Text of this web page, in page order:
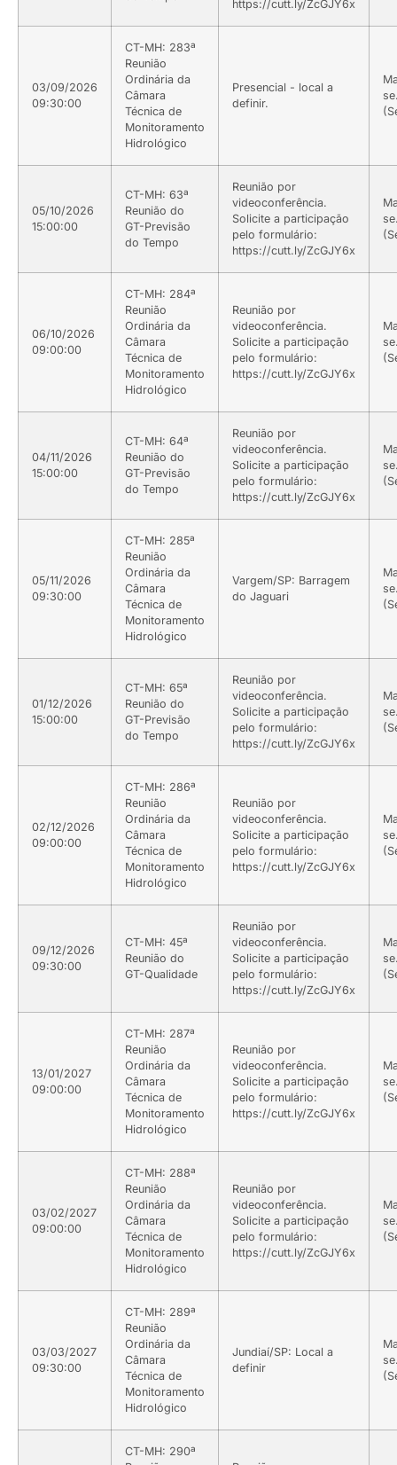
https://cutt.ly/ZcGJY6x
03/09/2026
09:30:00
CT-MH: 283ª
Reunião
Ordinária da
Câmara
Técnica de
Monitoramento
Hidrológico
Presencial - local a
definir.
05/10/2026
15:00:00
CT-MH: 63ª
Reunião do
GT-Previsão
do Tempo
Reunião por
videoconferência.
Solicite a participação
pelo formulário:
https://cutt.ly/ZcGJY6x
06/10/2026
09:00:00
CT-MH: 284ª
Reunião
Ordinária da
Câmara
Técnica de
Monitoramento
Hidrológico
Reunião por
videoconferência.
Solicite a participação
pelo formulário:
https://cutt.ly/ZcGJY6x
04/11/2026
15:00:00
CT-MH: 64ª
Reunião do
GT-Previsão
do Tempo
Reunião por
videoconferência.
Solicite a participação
pelo formulário:
https://cutt.ly/ZcGJY6x
05/11/2026
09:30:00
CT-MH: 285ª
Reunião
Ordinária da
Câmara
Técnica de
Monitoramento
Hidrológico
Vargem/SP: Barragem
do Jaguari
01/12/2026
15:00:00
CT-MH: 65ª
Reunião do
GT-Previsão
do Tempo
Reunião por
videoconferência.
Solicite a participação
pelo formulário:
https://cutt.ly/ZcGJY6x
02/12/2026
09:00:00
CT-MH: 286ª
Reunião
Ordinária da
Câmara
Técnica de
Monitoramento
Hidrológico
Reunião por
videoconferência.
Solicite a participação
pelo formulário:
https://cutt.ly/ZcGJY6x
09/12/2026
09:30:00
CT-MH: 45ª
Reunião do
GT-Qualidade
Reunião por
videoconferência.
Solicite a participação
pelo formulário:
https://cutt.ly/ZcGJY6x
13/01/2027
09:00:00
CT-MH: 287ª
Reunião
Ordinária da
Câmara
Técnica de
Monitoramento
Hidrológico
Reunião por
videoconferência.
Solicite a participação
pelo formulário:
https://cutt.ly/ZcGJY6x
03/02/2027
09:00:00
CT-MH: 288ª
Reunião
Ordinária da
Câmara
Técnica de
Monitoramento
Hidrológico
Reunião por
videoconferência.
Solicite a participação
pelo formulário:
https://cutt.ly/ZcGJY6x
03/03/2027
09:30:00
CT-MH: 289ª
Reunião
Ordinária da
Câmara
Técnica de
Monitoramento
Hidrológico
Jundiaí/SP: Local a
definir
CT-MH: 290ª